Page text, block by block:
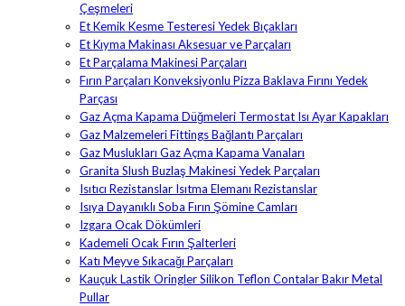
Çeşmeleri
Et Kemik Kesme Testeresi Yedek Bıçakları
Et Kıyma Makinası Aksesuar ve Parçaları
Et Parçalama Makinesi Parçaları
Fırın Parçaları Konveksiyonlu Pizza Baklava Fırını Yedek
Parçası
Gaz Açma Kapama Düğmeleri Termostat Isı Ayar Kapakları
Gaz Malzemeleri Fittings Bağlantı Parçaları
Gaz Muslukları Gaz Açma Kapama Vanaları
Granita Slush Buzlaş Makinesi Yedek Parçaları
Isıtıcı Rezistanslar Isıtma Elemanı Rezistanslar
Isıya Dayanıklı Soba Fırın Şömine Camları
Izgara Ocak Dökümleri
Kademeli Ocak Fırın Şalterleri
Katı Meyve Sıkacağı Parçaları
Kauçuk Lastik Oringler Silikon Teflon Contalar Bakır Metal
Pullar